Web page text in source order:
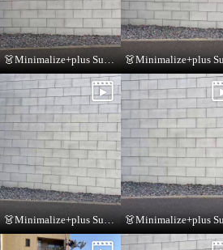
👗Minimalize+plus Summer Collection👗